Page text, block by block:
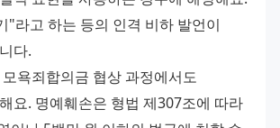
"라고 하는 등의 인격 비하 발언이
다.
욕죄합의금 협상 과정에서도
요. 명예훼손은 형법 제307조에 따라